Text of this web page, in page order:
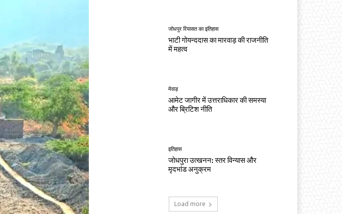
जोधपुर रियासत का इतिहास
भाटी गोयन्ददास का मारवाड़ की राजनीति
में महत्व
मेवाड़
आमेट जागीर में उत्तराधिकार की समस्या
और ब्रिटिश नीति
इतिहास
जोधपुरा उत्खनन: स्तर विन्यास और
मृदभांड अनुक्रम
Load more